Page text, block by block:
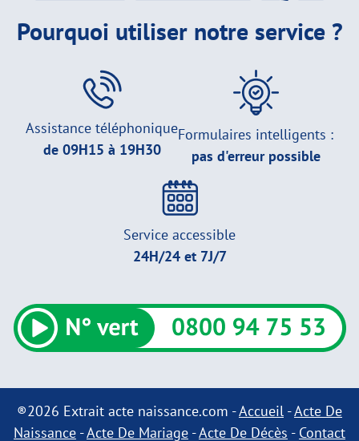
Pourquoi utiliser notre service ?
Assistance téléphonique
de 09H15 à 19H30
Formulaires intelligents :
pas d'erreur possible
Service accessible
24H/24 et 7J/7
®2026 Extrait acte naissance.com -Accueil -Acte De
Naissance -Acte De Mariage -Acte De Décès - Contact